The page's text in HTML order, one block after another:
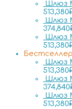
Шлюз
513,380
Шлюз
374,840
Шлюз
513,380
Шлюз
513,380
Шлюз
374,840
Шлюз
513,380